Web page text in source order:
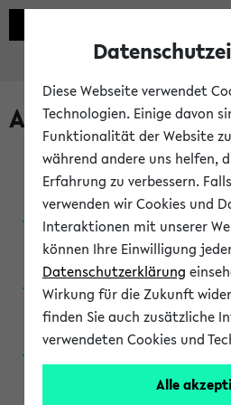
Archivierte
Anglistik: British and
(Einschreibung bis WiSe 16/17)
Anglistik: British and American
(Einschreibung bis SoSe 2015)
Anglistik: British and
(Einschreibung bis SoSe 2013)
Anglistik: British and American
(Einschreibung bis SoSe 2011)
Diese Webseite verwendet
Technologien. Einige davon
Funktionalität der Website
während andere uns helfen,
Erfahrung zu verbessern.
verwenden wir Cookies und
Interaktionen mit unserer
können Ihre Einwilligung
Datenschutzerklärung
Wirkung für die Zukunft
finden Sie auch zusätzliche
verwendeten Cookies und
Alle